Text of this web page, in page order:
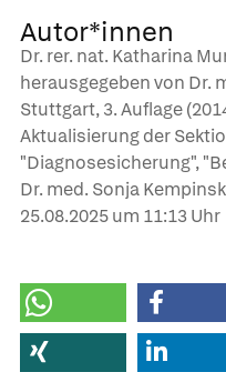
Autor*innen
Dr. rer. nat. Katharina
herausgegeben von Dr.
Stuttgart, 3. Auflage
Aktualisierung der
"Diagnosesicherung",
Dr. med. Sonja
25.08.2025um 11:13 Uhr